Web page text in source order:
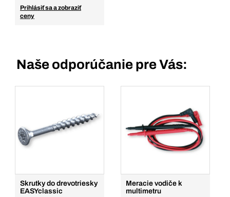
Prihlásiť sa a zobraziť
ceny
Naše odporúčanie pre Vás:
Skrutky do drevotriesky
EASYclassic
Meracie vodiče k
multimetru